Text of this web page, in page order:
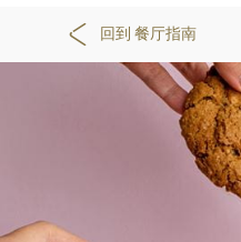
回到 餐厅指南